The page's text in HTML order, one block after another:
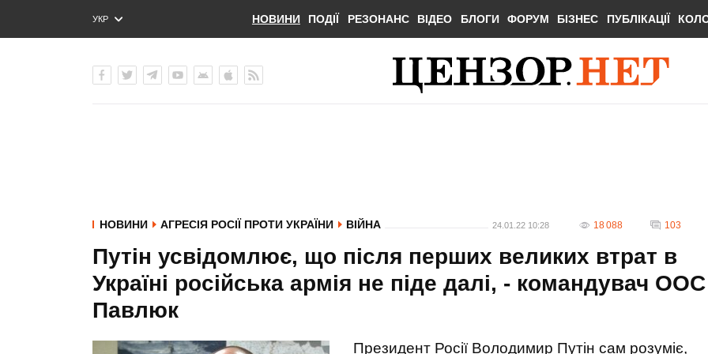
УКР
ENG
НОВИНИ ПОДІЇ РЕЗОНАНС ВІДЕО БЛОГИ ФОРУМ БІЗНЕС ПУБЛІКАЦІЇ
НОВИНИ АГРЕСІЯ РОСІЇ ПРОТИ УКРАЇНИ ВІЙНА 24.01.22 10:28 18 088 103
Путін усвідомлює, що після перших великих втрат в
Україні російська армія не піде далі, - командувач ООС
Павлюк
Президент Росії Володимир Путін сам розуміє,